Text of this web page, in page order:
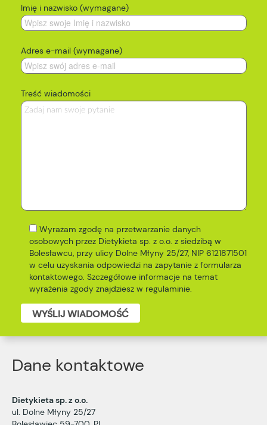
Dane kontaktowe
Dietykieta sp. z o.o.
ul. Dolne Młyny 25/27
Imię i nazwisko (wymagane)
Adres e-mail (wymagane)
Treść wiadomości
Wyrażam zgodę na przetwarzanie danych
osobowych przez Dietykieta sp. z o.o. z siedzibą w
Bolesławcu, przy ulicy Dolne Młyny 25/27, NIP 6121871501
w celu uzyskania odpowiedzi na zapytanie z formularza
kontaktowego. Szczegółowe informacje na temat
wyrażenia zgody znajdziesz w regulaminie.
WYŚLIJ WIADOMOŚĆ